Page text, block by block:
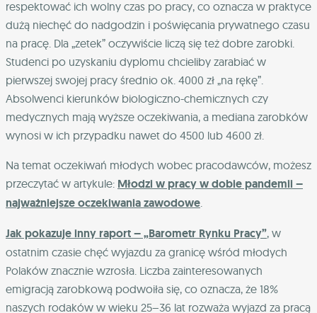
respektować ich wolny czas po pracy, co oznacza w praktyce
dużą niechęć do nadgodzin i poświęcania prywatnego czasu
na pracę. Dla „zetek” oczywiście liczą się też dobre zarobki.
Studenci po uzyskaniu dyplomu chcieliby zarabiać w
pierwszej swojej pracy średnio ok. 4000 zł „na rękę”.
Absolwenci kierunków biologiczno-chemicznych czy
medycznych mają wyższe oczekiwania, a mediana zarobków
wynosi w ich przypadku nawet do 4500 lub 4600 zł.
Na temat oczekiwań młodych wobec pracodawców, możesz
przeczytać w artykule: Młodzi w pracy w dobie pandemii –
najważniejsze oczekiwania zawodowe
Jak pokazuje inny raport – „Barometr Rynku Pracy”, w
ostatnim czasie chęć wyjazdu za granicę wśród młodych
Polaków znacznie wzrosła. Liczba zainteresowanych
emigracją zarobkową podwoiła się, co oznacza, że 18%
naszych rodaków w wieku 25–36 lat rozważa wyjazd za pracą